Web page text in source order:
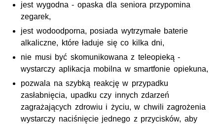
jest wygodna - opaska dla seniora przypomina
zegarek,
jest wodoodporna, posiada wytrzymałe baterie
alkaliczne, które ładuje się co kilka dni,
nie musi być skomunikowana z teleopieką -
wystarczy aplikacja mobilna w smartfonie opiekuna,
pozwala na szybką reakcję w przypadku
zasłabnięcia, upadku czy innych zdarzeń
zagrażających zdrowiu i życiu, w chwili zagrożenia
wystarczy naciśnięcie jednego z przycisków, aby